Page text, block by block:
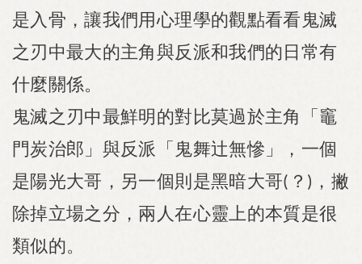
是入骨，讓我們用心理學的觀點看看鬼滅
之刃中最大的主角與反派和我們的日常有
什麼關係。
鬼滅之刃中最鮮明的對比莫過於主角「竈
門炭治郎」與反派「鬼舞辻無慘」，一個
是陽光大哥，另一個則是黑暗大哥( ？ ) ，撇
除掉立場之分，兩人在心靈上的本質是很
類似的。